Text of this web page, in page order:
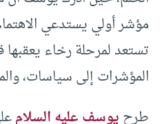
مؤشر أولي يستدعي
تستعد لمرحلة رخاء
المؤشرات إلى سياسات،
طرحيوسف عليه السلام